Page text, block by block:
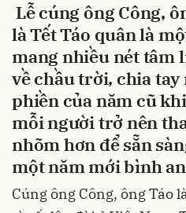
Lễ cúng ông Công,
là Tết Táo quân là
mang nhiều nét tâm
về chầu trời, chia
phiền của năm cũ
mỗi người trở nên
nhõm hơn để sẵn
một năm mới bình
Cúng ông Công, ông Táo